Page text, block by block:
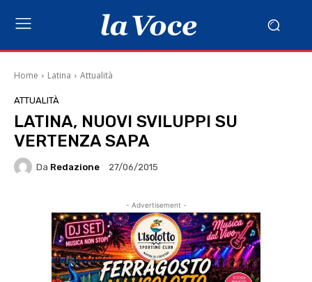
Home Latina Attualità
ATTUALITÀ
LATINA, NUOVI SVILUPPI SU
VERTENZA SAPA
Da Redazione 27/06/2015
- Advertisement -